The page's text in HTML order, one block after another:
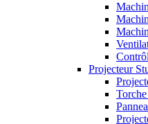
Projecteur